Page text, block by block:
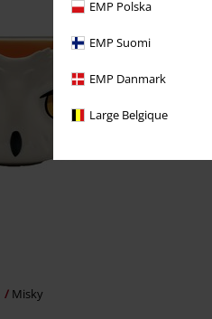
EMP Polska
EMP Suomi
EMP Danmark
Large Belgique
Misky